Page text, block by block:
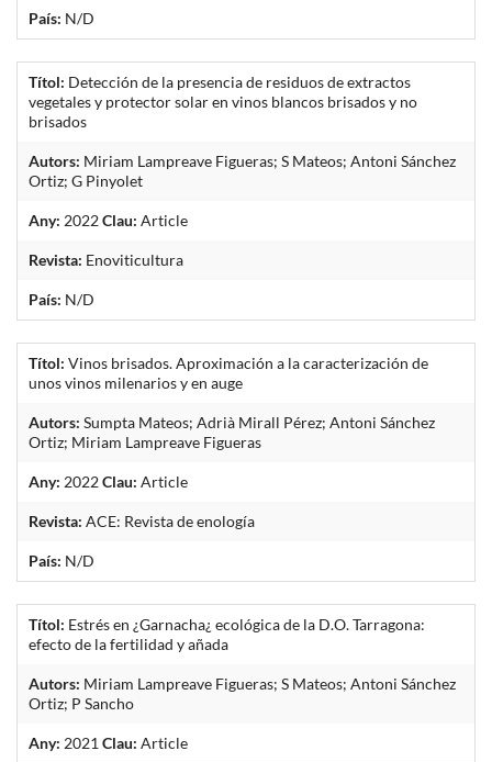
País: N/D
Títol: Detección de la presencia de residuos de extractos
vegetales y protector solar en vinos blancos brisados y no
brisados
Autors: Miriam Lampreave Figueras; S Mateos; Antoni Sánchez
Ortiz; G Pinyolet
Any: 2022Clau: Article
Revista: Enoviticultura
País: N/D
Títol: Vinos brisados. Aproximación a la caracterización de
unos vinos milenarios y en auge
Autors: Sumpta Mateos; Adrià Mirall Pérez; Antoni Sánchez
Ortiz; Miriam Lampreave Figueras
Any: 2022Clau: Article
Revista: ACE: Revista de enología
País: N/D
Títol: Estrés en ¿Garnacha¿ ecológica de la D.O. Tarragona:
efecto de la fertilidad y añada
Autors: Miriam Lampreave Figueras; S Mateos; Antoni Sánchez
Ortiz; P Sancho
Any: 2021 Clau: Article